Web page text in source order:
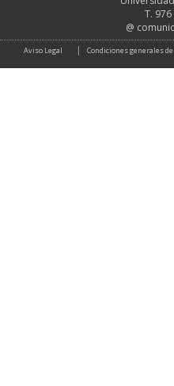
T.
@
Aviso Legal Condiciones generales